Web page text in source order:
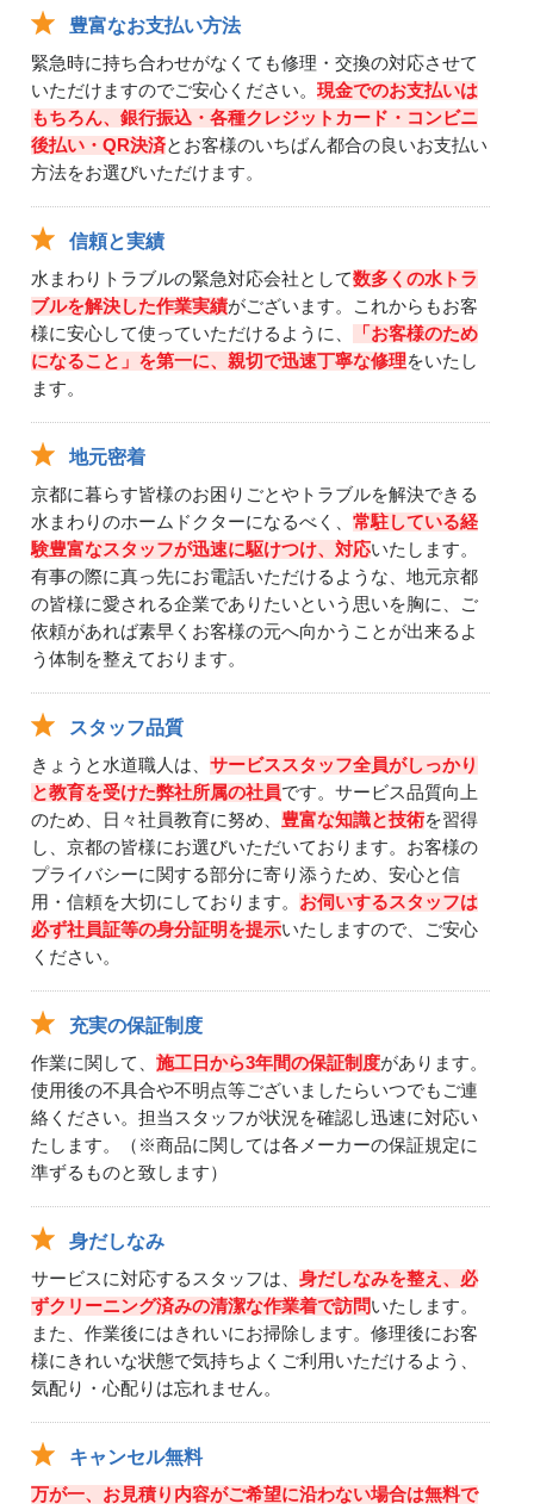
豊富なお支払い方法
緊急時に持ち合わせがなくても修理・交換の対応させて
いただけますのでご安心ください。 現金でのお支払いは
もちろん、銀行振込・各種クレジットカード・コンビニ
後払い・QR決済とお客様のいちばん都合の良いお支払い
方法をお選びいただけます。
信頼と実績
水まわりトラブルの緊急対応会社として数多くの水トラ
ブルを解決した作業実績がございます。これからもお客
様に安心して使っていただけるように、
「お客様のため
になること」を第一に、親切で迅速丁寧な修理をいたし
ます。
地元密着
京都に暮らす皆様のお困りごとやトラブルを解決できる
水まわりのホームドクターになるべく、 常駐している経
験豊富なスタッフが迅速に駆けつけ、対応いたします。
有事の際に真っ先にお電話いただけるような、地元京都
の皆様に愛される企業でありたいという思いを胸に、ご
依頼があれば素早くお客様の元へ向かうことが出来るよ
う体制を整えております。
スタッフ品質
きょうと水道職人は、 サービススタッフ全員がしっかり
と教育を受けた弊社所属の社員です。サービス品質向上
のため、日々社員教育に努め、 豊富な知識と技術を習得
し、京都の皆様にお選びいただいております。お客様の
プライバシーに関する部分に寄り添うため、安心と信
用・信頼を大切にしております。 お伺いするスタッフは
必ず社員証等の身分証明を提示いたしますので、ご安心
ください。
充実の保証制度
作業に関して、 施工日から3年間の保証制度があります。
使用後の不具合や不明点等ございましたらいつでもご連
絡ください。担当スタッフが状況を確認し迅速に対応い
たします。（※商品に関しては各メーカーの保証規定に
準ずるものと致します）
身だしなみ
サービスに対応するスタッフは、 身だしなみを整え、必
ずクリーニング済みの清潔な作業着で訪問いたします。
また、作業後にはきれいにお掃除します。修理後にお客
様にきれいな状態で気持ちよくご利用いただけるよう、
気配り・心配りは忘れません。
キャンセル無料
万が一、お見積り内容がご希望に沿わない場合は無料で